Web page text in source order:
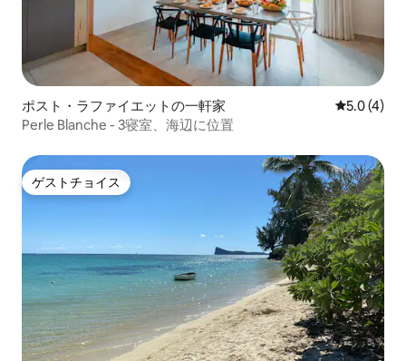
ポスト・ラファイエットの一軒家 レビュー4
5.0 (4)
Perle Blanche - 3寝室、海辺に位置
ゲストチョイス
ゲストチョイス